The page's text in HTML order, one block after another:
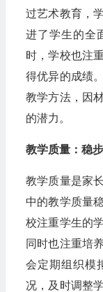
过艺术教育，
进了学生的全
时，学校也注
得优异的成绩
教学方法，因
的潜力。
教学质量：稳
教学质量是家
中的教学质量
校注重学生的
同时也注重培
会定期组织模
况，及时调整